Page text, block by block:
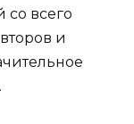
со всего
и